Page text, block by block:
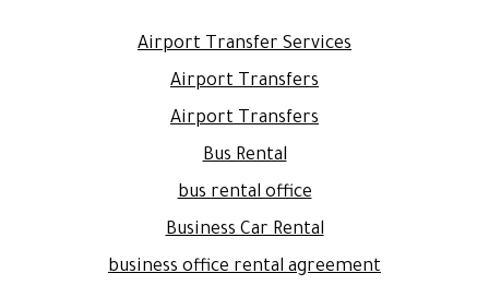
Airport Transfer Services
Airport Transfers
Airport Transfers
Bus Rental
bus rental office
Business Car Rental
business office rental agreement